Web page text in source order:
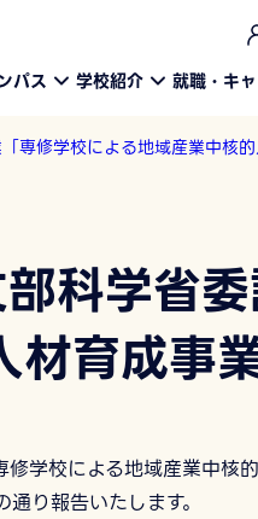
このペ
パス 学校紹介 就職・キ
専修学校による地域産業中核
科学省
育成事
学校による地域産業中核
り報告いたします。